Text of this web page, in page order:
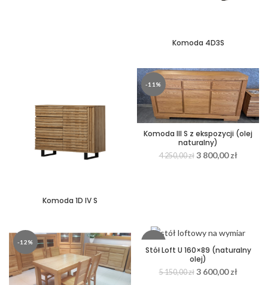
Komoda 4D3S
Komoda 1D IV S
-11%
Komoda III S z ekspozycji (olej
naturalny)
4 250,00zł 3 800,00zł
-12% -30%
Stół Loft U 160×89 (naturalny
olej)
5 150,00zł 3 600,00zł